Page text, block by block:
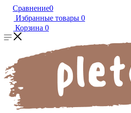
Сравнение0
Избранные товары 0
Корзина 0